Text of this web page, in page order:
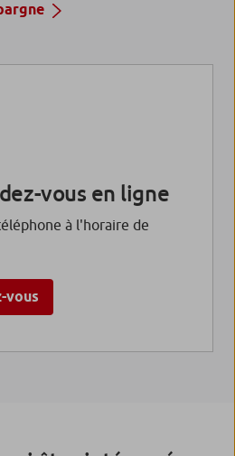
vous en ligne
à l'horaire de
vous